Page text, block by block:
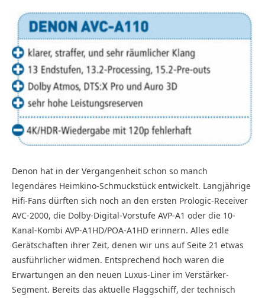
Denon hat in der Vergangenheit schon so manch
legendäres Heimkino-Schmuckstück entwickelt. Langjährige
Hifi-Fans dürften sich noch an den ersten Prologic-Receiver
AVC-2000, die Dolby-Digital-Vorstufe AVP-A1 oder die 10-
Kanal-Kombi AVP-A1HD/POA-A1HD erinnern. Alles edle
Gerätschaften ihrer Zeit, denen wir uns auf Seite 21 etwas
ausführlicher widmen. Entsprechend hoch waren die
Erwartungen an den neuen Luxus-Liner im Verstärker-
Segment. Bereits das aktuelle Flaggschiff, der technisch